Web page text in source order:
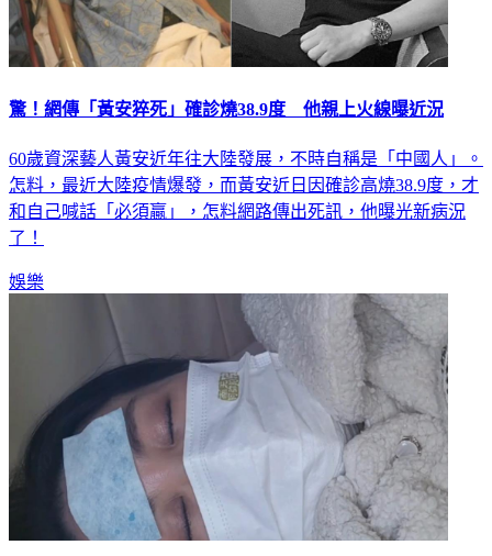
驚！網傳「黃安猝死」確診燒38.9度 他親上火線曝近況
60歲資深藝人黃安近年往大陸發展，不時自稱是「中國人」。
怎料，最近大陸疫情爆發，而黃安近日因確診高燒38.9度，才
和自己喊話「必須贏」，怎料網路傳出死訊，他曝光新病況
了！
娛樂